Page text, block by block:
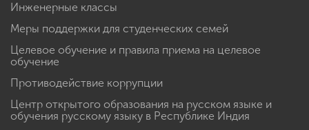
Инженерные классы
Меры поддержки для студенческих семей
Целевое обучение и правила приема на целевое
обучение
Противодействие коррупции
Центр открытого образования на русском языке и
обучения русскому языку в Республике Индия